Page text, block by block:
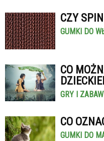
CZY
GUMKI DO
CO
GRY I
CO
GUMKI DO